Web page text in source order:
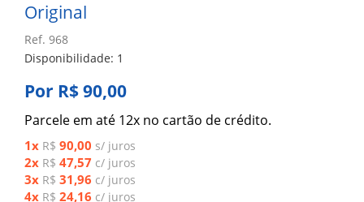
Original
Ref. 968
Disponibilidade: 1
Por R$ 90,00
Parcele em até 12x no cartão de crédito.
1x R$ 90,00 s/ juros
2x R$ 47,57 c/ juros
3x R$ 31,96 c/ juros
4x R$ 24,16 c/ juros